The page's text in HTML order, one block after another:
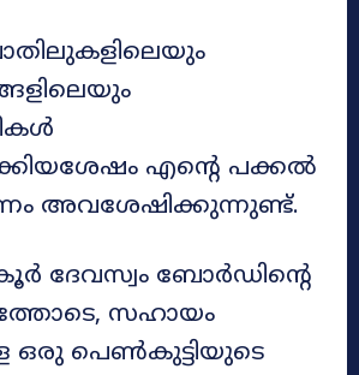
എന്റെ പക്കൽ
അവശേഷിക്കുന്നുണ്ട്.
ദേവസ്വം ബോർഡിന്റെ
സഹായം
ഒരു പെൺകുട്ടിയുടെ